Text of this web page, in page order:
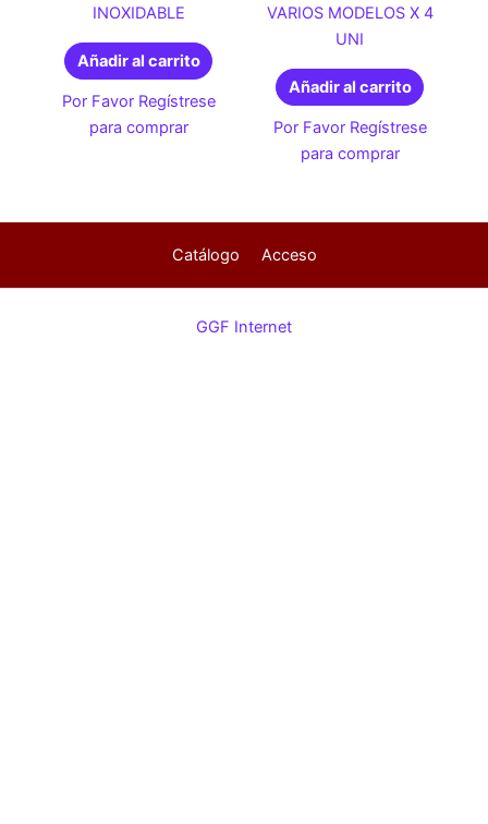
INOXIDABLE
Añadir al carrito
Por Favor Regístrese
para comprar
VARIOS MODELOS X 4
UNI
Añadir al carrito
Por Favor Regístrese
para comprar
Catálogo Acceso
GGF Internet